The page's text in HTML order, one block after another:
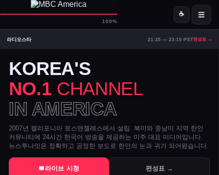
100%
☕
KOREA'S
NO.1 CHANNEL
IN AMERICA
2007년 캘리포니아 로스앤젤레스에서 설립. 북미와 중남미 지역 한인
커뮤니티에 24시간 한국어 방송을 제공하는 미주 대표 미디어입니다.
뉴스투나잇은 정확하고 공정한 보도로 한인의 눈과 귀가 되어왔습니다.
라이브 시청 편성표 →
MBC America
ON AIR — LIVE 05:34
라디오스타 21:35 — 23:15 PST편성표 →
트럼프 DOJ 반무기화 기금 — 1·6 폭동 피고인들 감옥에서 배상금으